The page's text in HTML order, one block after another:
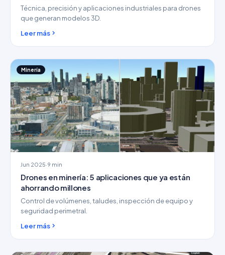
Técnica, precisión y aplicaciones industriales para drones
que generan modelos 3D.
Leer más
Minería
Jun 2025·9 min
Drones en minería: 5 aplicaciones que ya están
ahorrando millones
Control de volúmenes, taludes, inspección de equipo y
seguridad perimetral.
Leer más